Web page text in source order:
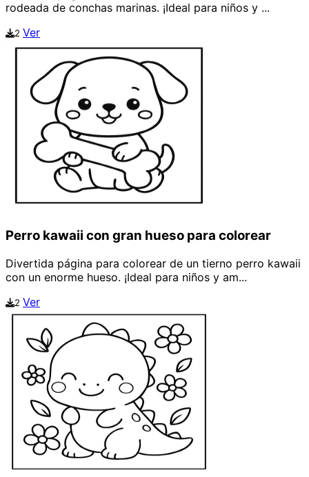
rodeada de conchas marinas. ¡Ideal para niños y ...
2 Ver
Perro kawaii con gran hueso para colorear
Divertida página para colorear de un tierno perro kawaii
con un enorme hueso. ¡Ideal para niños y am...
2 Ver